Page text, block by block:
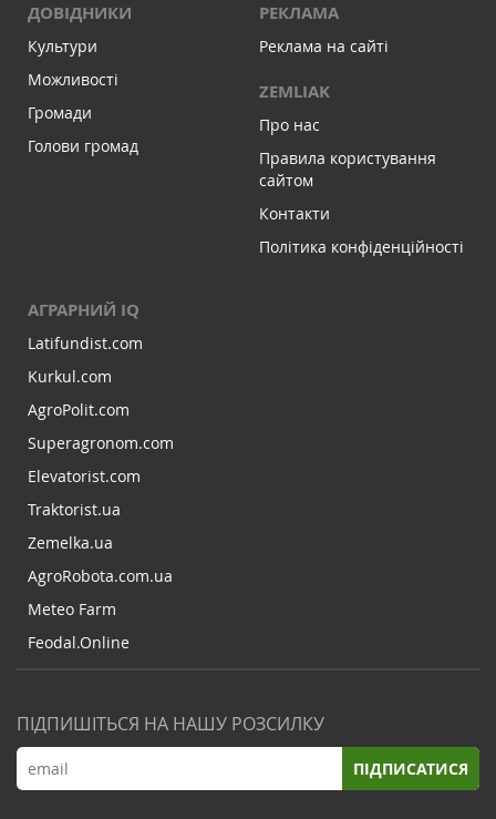
ДОВІДНИКИ
Культури
Можливості
Громади
Голови громад
РЕКЛАМА
Реклама на сайті
ZEMLIAK
Про нас
Правила користування
сайтом
Контакти
Політика конфіденційності
АГРАРНИЙ IQ
Latifundist.com
Kurkul.com
AgroPolit.com
Superagronom.com
Elevatorist.com
Traktorist.ua
Zemelka.ua
AgroRobota.com.ua
Meteo Farm
Feodal.Online
ПІДПИШІТЬСЯ НА НАШУ РОЗСИЛКУ
ПІДПИСАТИСЯ